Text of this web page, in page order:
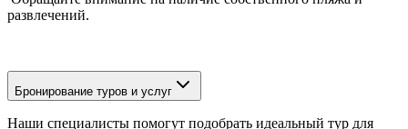
развлечений.
Бронирование туров и услуг
Наши специалисты помогут подобрать идеальный тур для